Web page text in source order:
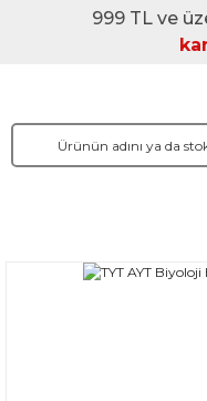
999 TL ve